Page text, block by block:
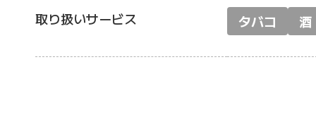
取り扱いサービス タバコ 酒